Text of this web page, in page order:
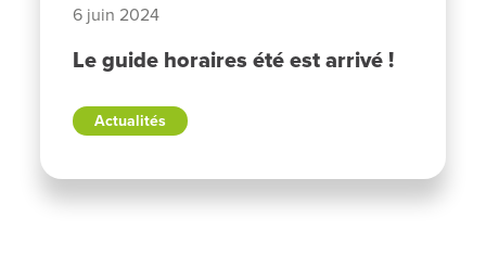
6 juin 2024
Le guide horaires été est arrivé !
Actualités